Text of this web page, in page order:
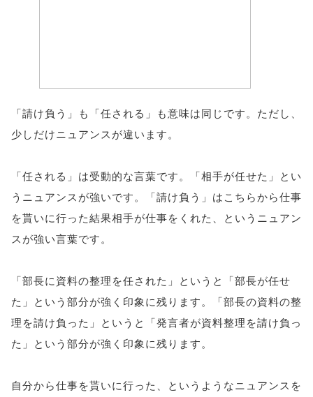
「請け負う」も「任される」も意味は同じです。ただし、
少しだけニュアンスが違います。
「任される」は受動的な言葉です。「相手が任せた」とい
うニュアンスが強いです。「請け負う」はこちらから仕事
を貰いに行った結果相手が仕事をくれた、というニュアン
スが強い言葉です。
「部長に資料の整理を任された」というと「部長が任せ
た」という部分が強く印象に残ります。「部長の資料の整
理を請け負った」というと「発言者が資料整理を請け負っ
た」という部分が強く印象に残ります。
自分から仕事を貰いに行った、というようなニュアンスを